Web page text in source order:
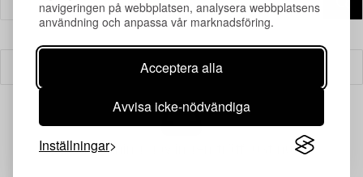
navigeringen på webbplatsen, analysera webbplatsens
användning och anpassa vår marknadsföring.
Acceptera alla
Avvisa icke-nödvändiga
Inställningar
Filter
Din sökning gav ingen träff just nu.